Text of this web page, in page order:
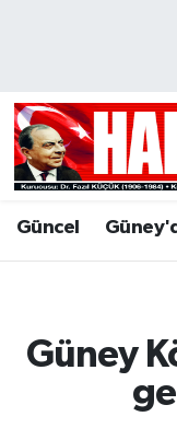
Güncel
Güney
Hava Durumu
Trafik
Son Dakika
Haber Arşivi